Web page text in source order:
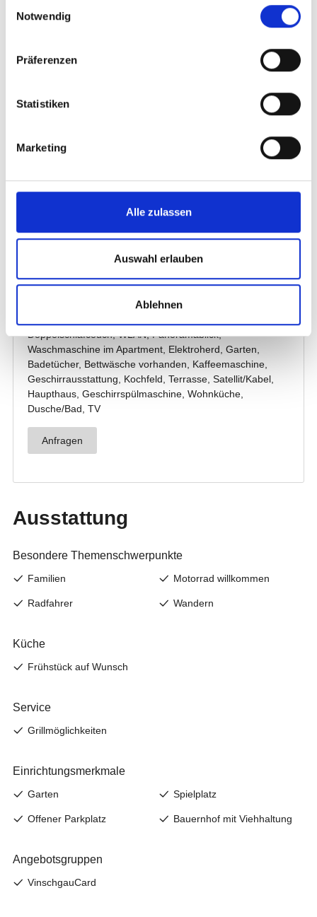
Notwendig
Präferenzen
Statistiken
Marketing
Alle zulassen
Auswahl erlauben
Ablehnen